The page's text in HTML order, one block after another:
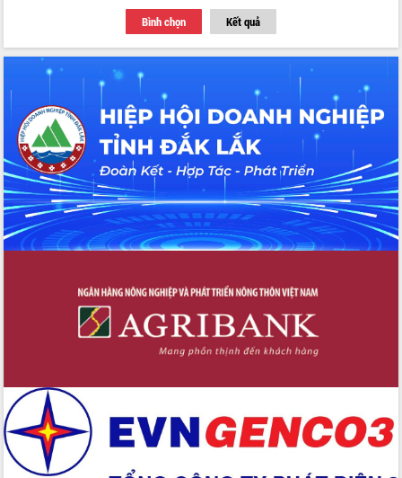
du khách thông qua Hệ thống cơ sở dữ
Tập huấn ứng dụng trí tuệ nhân tạo (AI)
trong thương mại điện tử năm 2026
Đoàn đại biểu Quốc hội tỉnh Đắk Lắk
trao đổi thông tin trước Kỳ họp thứ
nhất, Quốc hội khóa XVI
Quyết liệt cải cách hành chính, khơi
thông nguồn lực phát triển
Nâng cao hiệu lực, hiệu quả HĐND
tỉnh thông qua hiện đại hóa hành chính
Xã Ea Phê gắn cải cách hành chính với
chuyển đổi số
Hồ Thị Nguyên Thảo làm việc tại Trung
tâm Phục vụ hành chính công xã Ea
Xây dựng nền hành chính số đồng
Giai đoạn 2026-2030, Đắk Lắk phấn
đấu có 77% xã đạt chuẩn nông thôn
mới
Chuyển đổi số 'mở đường' cho nông
nghiệp Đắk Lắk tăng trưởng bứt phá
Bình chọn Kết quả